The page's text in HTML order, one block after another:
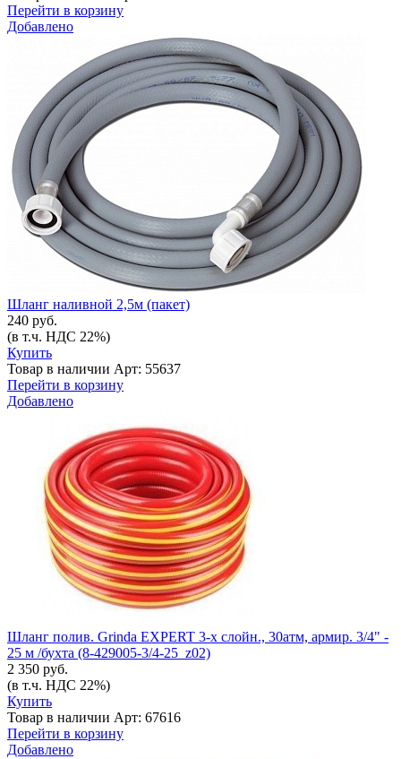
Перейти в корзину
Добавлено
Шланг наливной 2,5м (пакет)
240 руб.
(в т.ч. НДС 22%)
Купить
Товар в наличии Арт: 55637
Перейти в корзину
Добавлено
Шланг полив. Grinda EXPERT 3-х слойн., 30атм, армир. 3/4" -
25 м /бухта (8-429005-3/4-25_z02)
2 350 руб.
(в т.ч. НДС 22%)
Купить
Товар в наличии Арт: 67616
Перейти в корзину
Добавлено